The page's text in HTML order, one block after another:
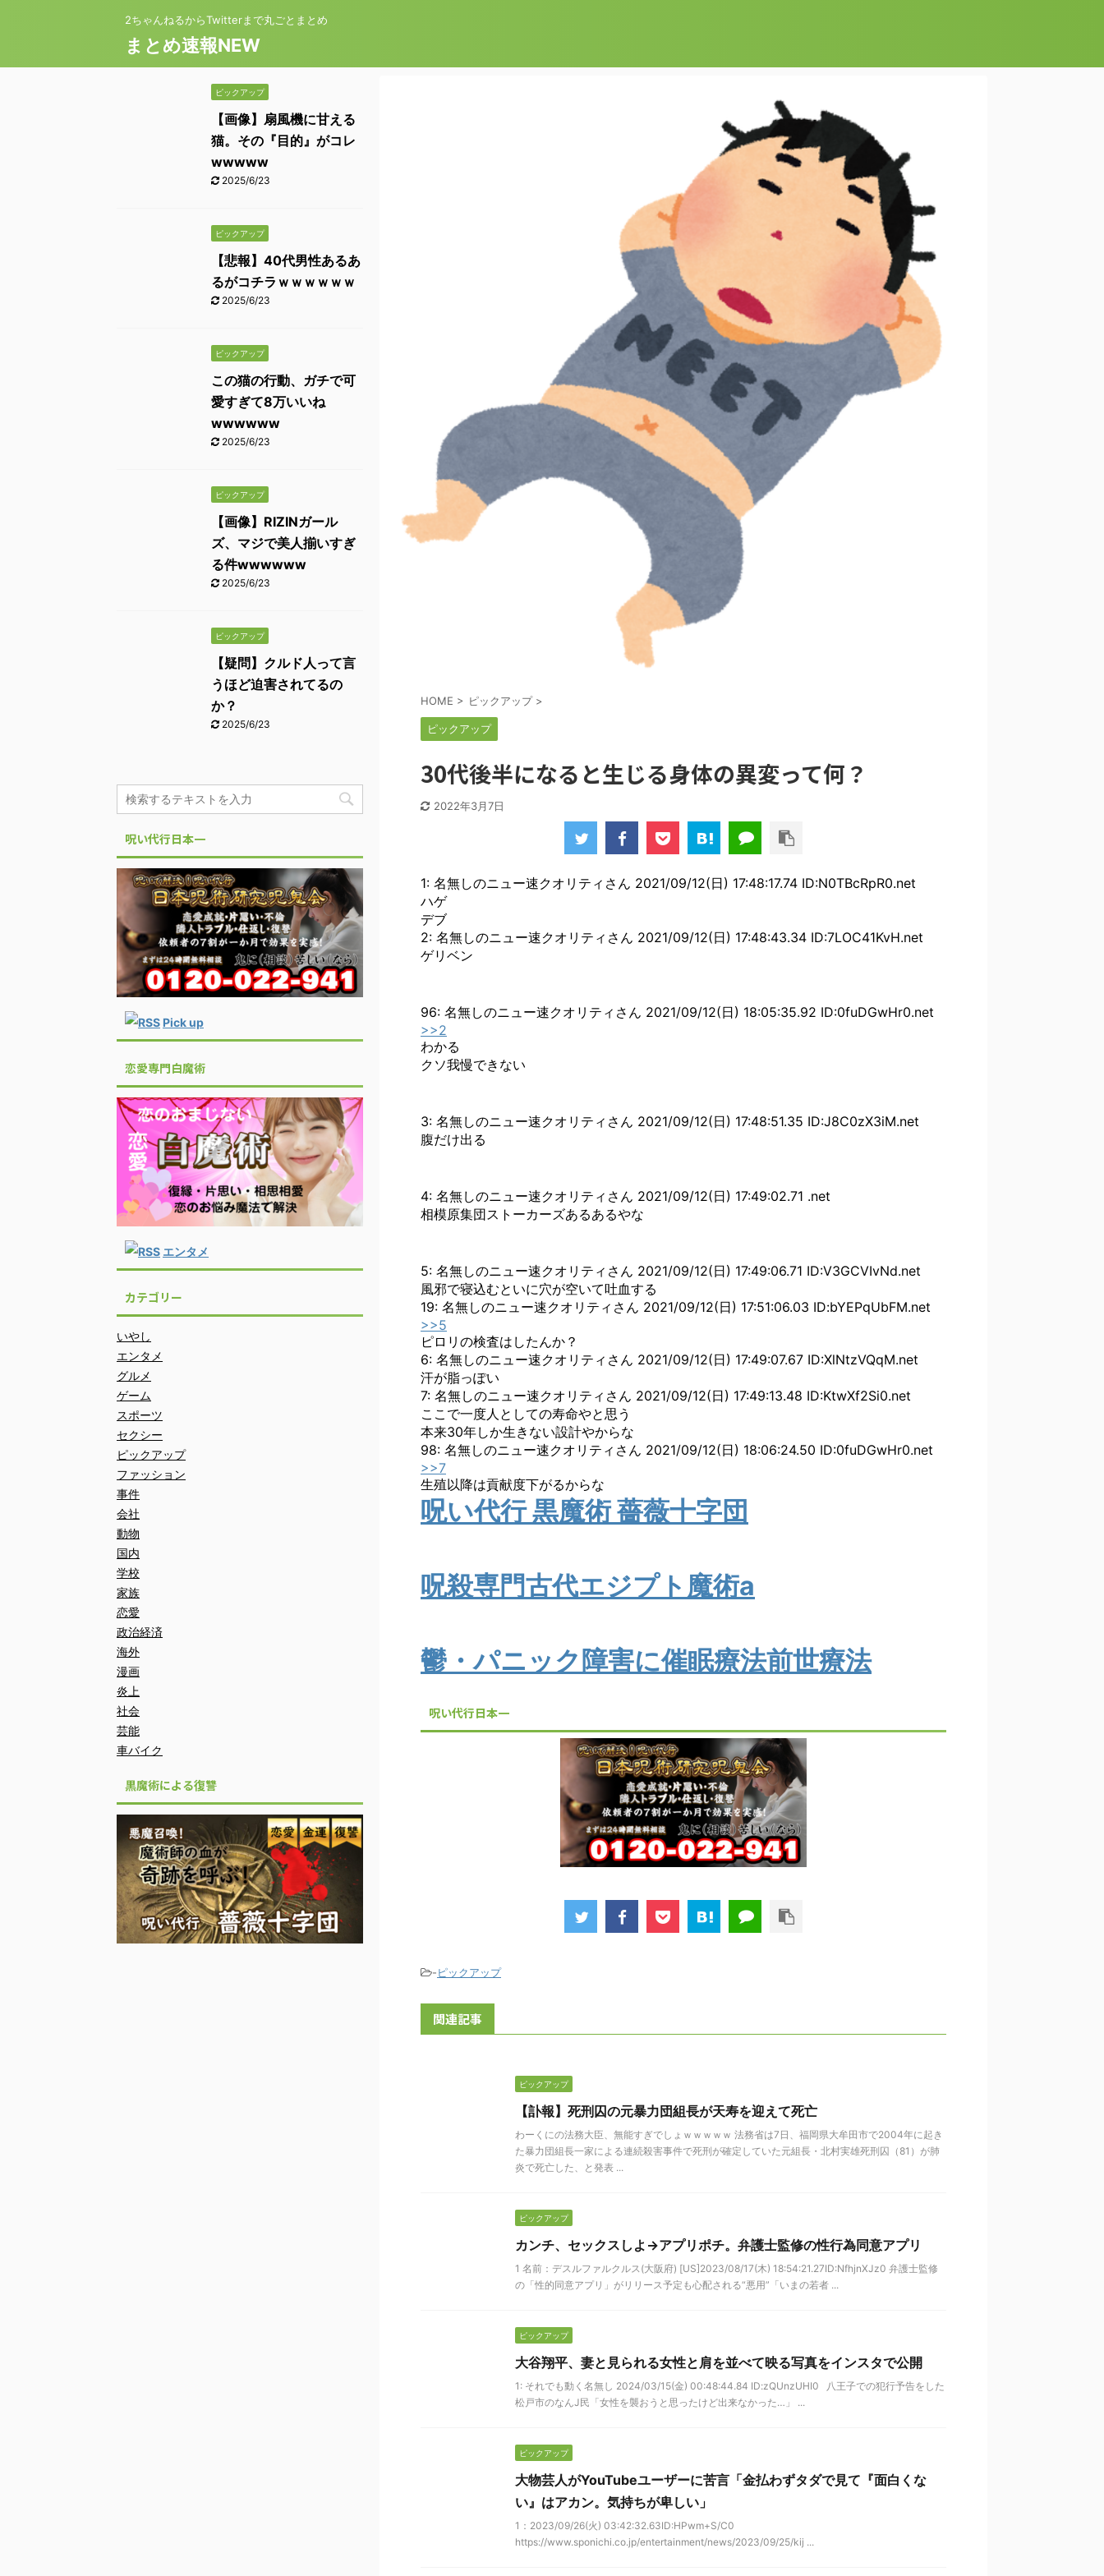
2ちゃんねるからTwitterまで丸ごとまとめ
まとめ速報NEW
HOME > ピックアップ >
ピックアップ
30代後半になると生じる身体の異変って何？
2022年3月7日
1: 名無しのニュー速クオリティさん 2021/09/12(日) 17:48:17.74 ID:N0TBcRpR0.net
ハゲ
デブ
2: 名無しのニュー速クオリティさん 2021/09/12(日) 17:48:43.34 ID:7LOC41KvH.net
ゲリベン
96: 名無しのニュー速クオリティさん 2021/09/12(日) 18:05:35.92 ID:0fuDGwHr0.net
>>2
わかる
クソ我慢できない
3: 名無しのニュー速クオリティさん 2021/09/12(日) 17:48:51.35 ID:J8C0zX3iM.net
腹だけ出る
4: 名無しのニュー速クオリティさん 2021/09/12(日) 17:49:02.71 .net
相模原集団ストーカーズあるあるやな
5: 名無しのニュー速クオリティさん 2021/09/12(日) 17:49:06.71 ID:V3GCVIvNd.net
風邪で寝込むといに穴が空いて吐血する
19: 名無しのニュー速クオリティさん 2021/09/12(日) 17:51:06.03 ID:bYEPqUbFM.net
>>5
ピロリの検査はしたんか？
6: 名無しのニュー速クオリティさん 2021/09/12(日) 17:49:07.67 ID:XlNtzVQqM.net
汗が脂っぽい
7: 名無しのニュー速クオリティさん 2021/09/12(日) 17:49:13.48 ID:KtwXf2Si0.net
ここで一度人としての寿命やと思う
本来30年しか生きない設計やからな
98: 名無しのニュー速クオリティさん 2021/09/12(日) 18:06:24.50 ID:0fuDGwHr0.net
>>7
生殖以降は貢献度下がるからな
呪い代行 黒魔術 薔薇十字団
呪殺専門古代エジプト魔術a
鬱・パニック障害に催眠療法前世療法
呪い代行日本一
-ピックアップ
関連記事
ピックアップ
【訃報】死刑囚の元暴力団組長が天寿を迎えて死亡
わーくにの法務大臣、無能すぎでしょｗｗｗｗｗ 法務省は7日、福岡県大牟田市で2004年に起き
た暴力団組長一家による連続殺害事件で死刑が確定していた元組長・北村実雄死刑囚（81）が肺
炎で死亡した、と発表 ...
ピックアップ
カンチ、セックスしよ→アプリポチ。弁護士監修の性行為同意アプリ
1 名前：デスルファルクルス(大阪府) [US]2023/08/17(木) 18:54:21.27ID:NfhjnXJz0 弁護士監修
の「性的同意アプリ」がリリース予定も心配される“悪用”「いまの若者 ...
ピックアップ
大谷翔平、妻と見られる女性と肩を並べて映る写真をインスタで公開
1: それでも動く名無し 2024/03/15(金) 00:48:44.84 ID:zQUnzUHI0 八王子での犯行予告をした
松戸市のなんJ民「女性を襲おうと思ったけど出来なかった…」 ...
ピックアップ
大物芸人がYouTubeユーザーに苦言「金払わずタダで見て『面白くな
い』はアカン。気持ちが卑しい」
1：2023/09/26(火) 03:42:32.63ID:HPwm+S/C0
https://www.sponichi.co.jp/entertainment/news/2023/09/25/kij ...
ピックアップ
【画像】扇風機に甘える
猫。その『目的』がコレ
wwwww
2025/6/23
ピックアップ
【悲報】40代男性あるあ
るがコチラｗｗｗｗｗｗ
2025/6/23
ピックアップ
この猫の行動、ガチで可
愛すぎて8万いいね
wwwwww
2025/6/23
ピックアップ
【画像】RIZINガール
ズ、マジで美人揃いすぎ
る件wwwwww
2025/6/23
ピックアップ
【疑問】クルド人って言
うほど迫害されてるの
か？
2025/6/23
呪い代行日本一
Pick up
恋愛専門白魔術
エンタメ
カテゴリー
いやし
エンタメ
グルメ
ゲーム
スポーツ
セクシー
ピックアップ
ファッション
事件
会社
動物
国内
学校
家族
恋愛
政治経済
海外
漫画
炎上
社会
芸能
車バイク
黒魔術による復讐